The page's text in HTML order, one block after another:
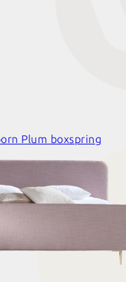
Plum boxspring